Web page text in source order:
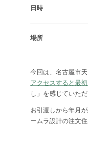
日時
場所
今回は、名古屋市
アクセスすると最
し」を感じていた
お引渡しから年月
ームラ設計の注文